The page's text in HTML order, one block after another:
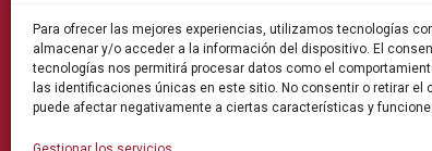
Para ofrecer las mejores experiencias, utilizamos tecnologías
almacenar y/o acceder a la información del dispositivo. El
tecnologías nos permitirá procesar datos como el
las identificaciones únicas en este sitio. No consentir o retirar el
puede afectar negativamente a ciertas características y